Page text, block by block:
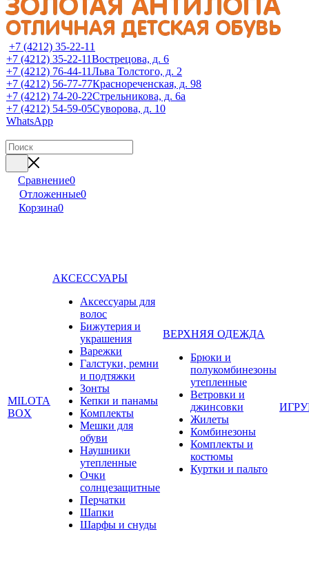
+7 (4212) 35-22-11
+7 (4212) 35-22-11Вострецова, д. 6
+7 (4212) 76-44-11Льва Толстого, д. 2
+7 (4212) 56-77-77Краснореченская, д. 98
+7 (4212) 74-20-22Стрельникова, д. 6а
+7 (4212) 54-59-05Суворова, д. 10
WhatsApp
Сравнение0
Отложенные0
Корзина0
MILOTA
BOX
АКСЕССУАРЫ
Аксессуары для
волос
Бижутерия и
украшения
Варежки
Галстуки, ремни
и подтяжки
Зонты
Кепки и панамы
Комплекты
Мешки для
обуви
Наушники
утепленные
Очки
солнцезащитные
Перчатки
Шапки
Шарфы и снуды
ВЕРХНЯЯ ОДЕЖДА
Брюки и
полукомбинезоны
утепленные
Ветровки и
джинсовки
Жилеты
Комбинезоны
Комплекты и
костюмы
Куртки и пальто